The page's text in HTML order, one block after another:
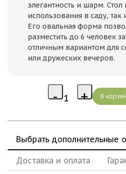
элегантность и шарм. Стол
использования в саду,
Его овальная форма
разместить до 6 человек
отличным вариантом для
или дружеских вечеров.
Выбрать дополнительные
Доставка и оплата